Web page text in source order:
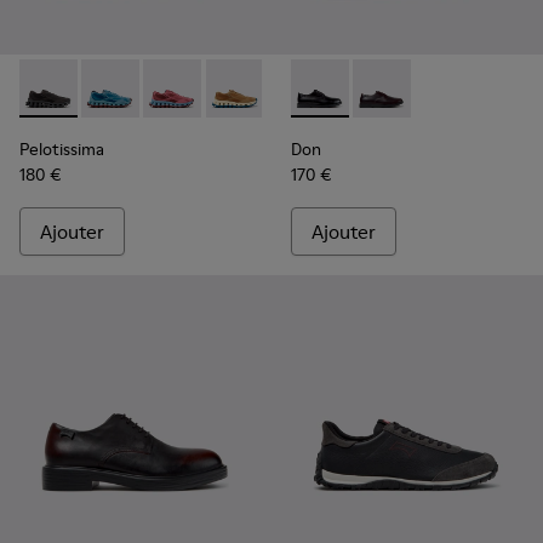
Pelotissima - K101109-006 - Baskets noires en matières
Pelotissima - K101109-011 - Baskets bleues en
Pelotissima - K101109-010 - Baskets
Pelotissima - K101109-007 - Baskets
Pelotissima
180 €
Ajouter
Don - K101140-001 -
Don - K101140-003
Don
170 €
Ajouter